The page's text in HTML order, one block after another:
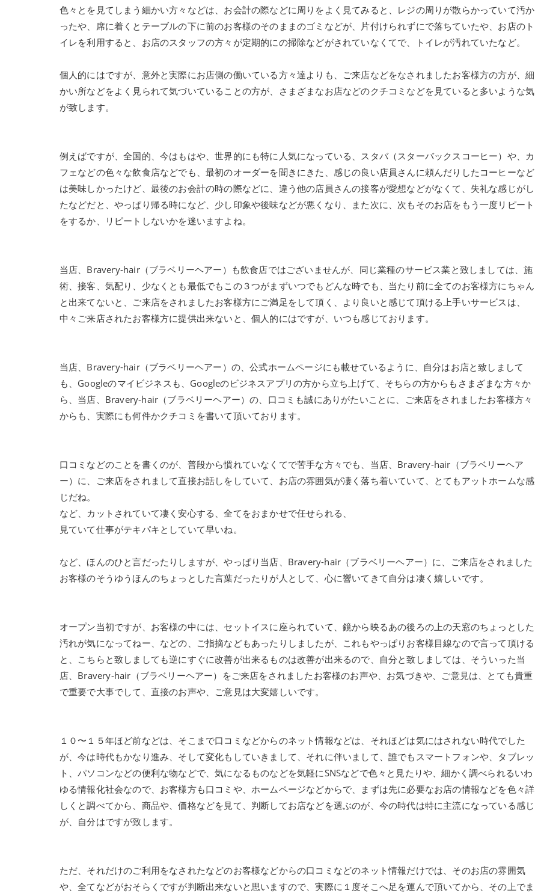
色々とを見てしまう細かい方々などは、お会計の際などに周りをよく見てみると、レジの周りが散らかっていて汚か
ったや、席に着くとテーブルの下に前のお客様のそのままのゴミなどが、片付けられずにで落ちていたや、お店のト
イレを利用すると、お店のスタッフの方々が定期的にの掃除などがされていなくてで、トイレが汚れていたなど。
個人的にはですが、意外と実際にお店側の働いている方々達よりも、ご来店などをなされましたお客様方の方が、細
かい所などをよく見られて気づいていることの方が、さまざまなお店などのクチコミなどを見ていると多いような気
が致します。
例えばですが、全国的、今はもはや、世界的にも特に人気になっている、スタバ（スターバックスコーヒー）や、カ
フェなどの色々な飲食店などでも、最初のオーダーを聞きにきた、感じの良い店員さんに頼んだりしたコーヒーなど
は美味しかったけど、最後のお会計の時の際などに、違う他の店員さんの接客が愛想などがなくて、失礼な感じがし
たなどだと、やっぱり帰る時になど、少し印象や後味などが悪くなり、また次に、次もそのお店をもう一度リピート
をするか、リピートしないかを迷いますよね。
当店、Bravery-hair（ブラベリーヘアー）も飲食店ではございませんが、同じ業種のサービス業と致しましては、施
術、接客、気配り、少なくとも最低でもこの３つがまずいつでもどんな時でも、当たり前に全てのお客様方にちゃん
と出来てないと、ご来店をされましたお客様方にご満足をして頂く、より良いと感じて頂ける上手いサービスは、
中々ご来店されたお客様方に提供出来ないと、個人的にはですが、いつも感じております。
当店、Bravery-hair（ブラベリーヘアー）の、公式ホームページにも載せているように、自分はお店と致しまして
も、Googleのマイビジネスも、Googleのビジネスアプリの方から立ち上げて、そちらの方からもさまざまな方々か
ら、当店、Bravery-hair（ブラベリーヘアー）の、口コミも誠にありがたいことに、ご来店をされましたお客様方々
からも、実際にも何件かクチコミを書いて頂いております。
口コミなどのことを書くのが、普段から慣れていなくてで苦手な方々でも、当店、Bravery-hair（ブラベリーヘア
ー）に、ご来店をされまして直接お話しをしていて、お店の雰囲気が凄く落ち着いていて、とてもアットホームな感
じだね。
など、カットされていて凄く安心する、全てをおまかせで任せられる、
見ていて仕事がテキパキとしていて早いね。
など、ほんのひと言だったりしますが、やっぱり当店、Bravery-hair（ブラベリーヘアー）に、ご来店をされました
お客様のそうゆうほんのちょっとした言葉だったりが人として、心に響いてきて自分は凄く嬉しいです。
オープン当初ですが、お客様の中には、セットイスに座られていて、鏡から映るあの後ろの上の天窓のちょっとした
汚れが気になってねー、などの、ご指摘などもあったりしましたが、これもやっぱりお客様目線なので言って頂ける
と、こちらと致しましても逆にすぐに改善が出来るものは改善が出来るので、自分と致しましては、そういった当
店、Bravery-hair（ブラベリーヘアー）をご来店をされましたお客様のお声や、お気づきや、ご意見は、とても貴重
で重要で大事でして、直接のお声や、ご意見は大変嬉しいです。
１０〜１５年ほど前などは、そこまで口コミなどからのネット情報などは、それほどは気にはされない時代でした
が、今は時代もかなり進み、そして変化もしていきまして、それに伴いまして、誰でもスマートフォンや、タブレッ
ト、パソコンなどの便利な物などで、気になるものなどを気軽にSNSなどで色々と見たりや、細かく調べられるいわ
ゆる情報化社会なので、お客様方も口コミや、ホームページなどからで、まずは先に必要なお店の情報などを色々詳
しくと調べてから、商品や、価格などを見て、判断してお店などを選ぶのが、今の時代は特に主流になっている感じ
が、自分はですが致します。
ただ、それだけのご利用をなされたなどのお客様などからの口コミなどのネット情報だけでは、そのお店の雰囲気
や、全てなどがおそらくですが判断出来ないと思いますので、実際に１度そこへ足を運んで頂いてから、その上でま